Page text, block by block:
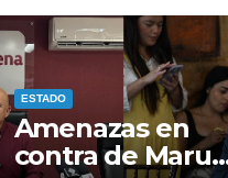
ESTADO
Amenazas en
contra de Maru